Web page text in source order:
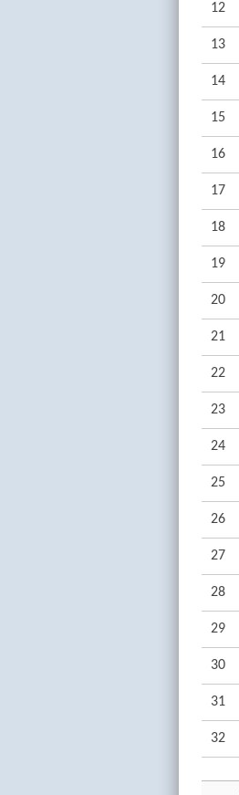
12
13
14
15
16
17
18
19
20
21
22
23
24
25
26
27
28
29
30
31
32